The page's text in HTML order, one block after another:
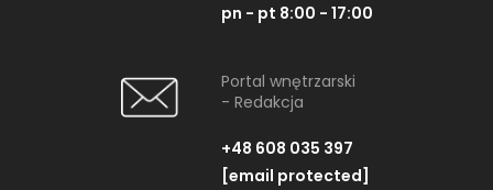
pn - pt 8:00 - 17:00
Portal wnętrzarski
- Redakcja
+48 608 035 397
[email protected]